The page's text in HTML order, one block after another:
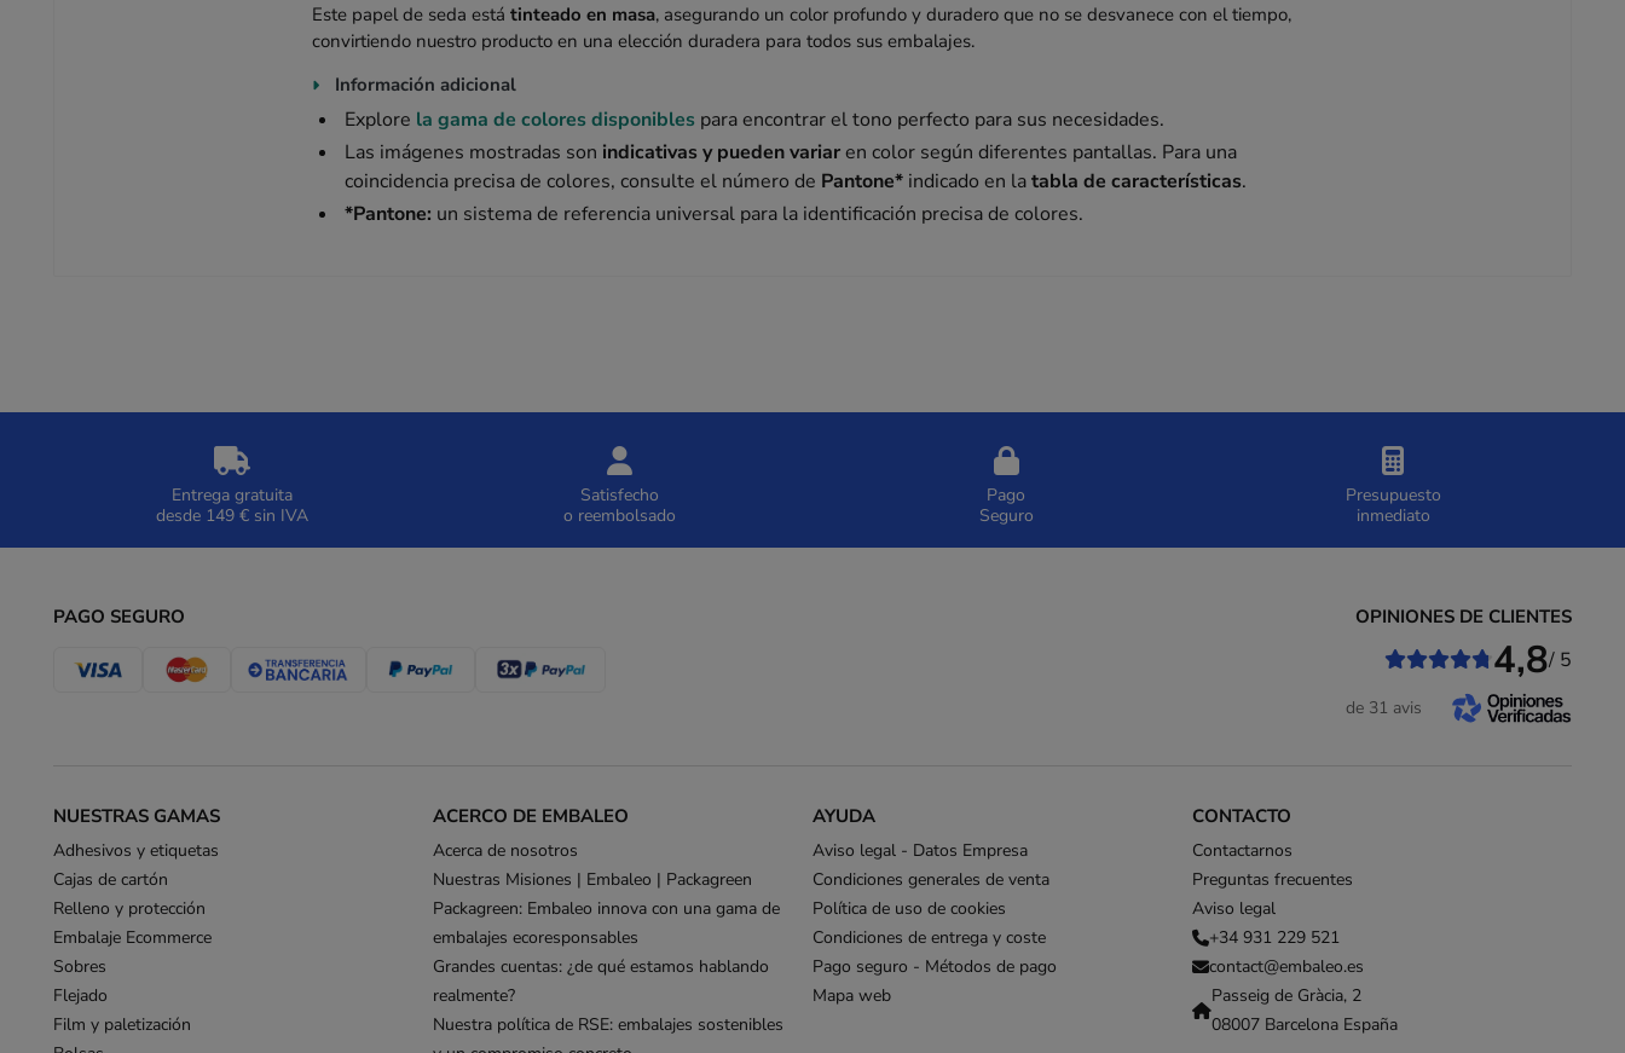
Este papel de seda estátinteado en masa, asegurando un color profundo y duradero que no se desvanece con el tiempo,
convirtiendo nuestro producto en una elección duradera para todos sus embalajes.
Información adicional
Explore la gama de colores disponibles para encontrar el tono perfecto para sus necesidades.
Las imágenes mostradas son indicativas y pueden variaren color según diferentes pantallas. Para una
coincidencia precisa de colores, consulte el número de Pantone* indicado en latabla de características.
*Pantone: un sistema de referencia universal para la identificación precisa de colores.
Entrega gratuita
desde 149 € sin IVA
Satisfecho
o reembolsado
Pago
Seguro
Presupuesto
inmediato
PAGO SEGURO
CONTACTO
Contactarnos
Preguntas frecuentes
Aviso legal
+34 931 229 521
contact@embaleo.es
Passeig de Gràcia, 2
08007 Barcelona España
NUESTRAS GAMAS
Adhesivos y etiquetas
Cajas de cartón
Relleno y protección
Embalaje Ecommerce
Sobres
Flejado
Film y paletización
ACERCO DE EMBALEO
Acerca de nosotros
Nuestras Misiones | Embaleo | Packagreen
Packagreen: Embaleo innova con una gama de
embalajes ecoresponsables
Grandes cuentas: ¿de qué estamos hablando
realmente?
Nuestra política de RSE: embalajes sostenibles
AYUDA
Aviso legal - Datos Empresa
Condiciones generales de venta
Política de uso de cookies
Condiciones de entrega y coste
Pago seguro - Métodos de pago
Mapa web
OPINIONES DE CLIENTES
4,8/ 5
de 31 avis